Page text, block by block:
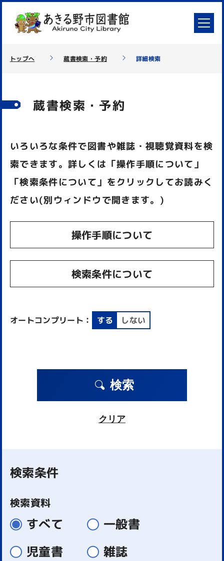
トップへ 蔵書検索・予約 詳細検索
蔵書検索・予約
いろいろな条件で図書や雑誌・視聴覚資料を検
索できます。詳しくは「操作手順について」
「検索条件について」をクリックしてお読みく
ださい(別ウィンドウで開きます。)
操作手順について
検索条件について
オートコンプリート： する しない
検索
クリア
検索条件
検索資料
すべて
一般書
児童書
雑誌